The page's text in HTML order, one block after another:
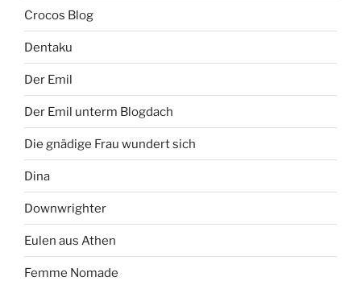
Crocos Blog
Dentaku
Der Emil
Der Emil unterm Blogdach
Die gnädige Frau wundert sich
Dina
Downwrighter
Eulen aus Athen
Femme Nomade